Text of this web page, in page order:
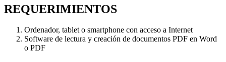
REQUERIMIENTOS
Ordenador, tablet o smartphone con acceso a Internet
Software de lectura y creación de documentos PDF en Word
o PDF